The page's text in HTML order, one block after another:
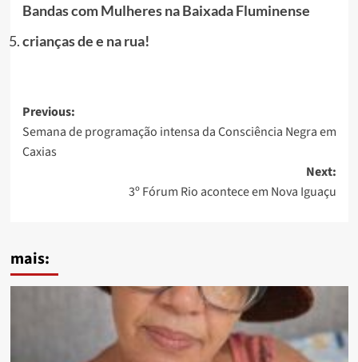
Bandas com Mulheres na Baixada Fluminense
crianças de e na rua!
Post
navigation
Previous:
Semana de programação intensa da Consciência Negra em
Caxias
Next:
3º Fórum Rio acontece em Nova Iguaçu
mais: